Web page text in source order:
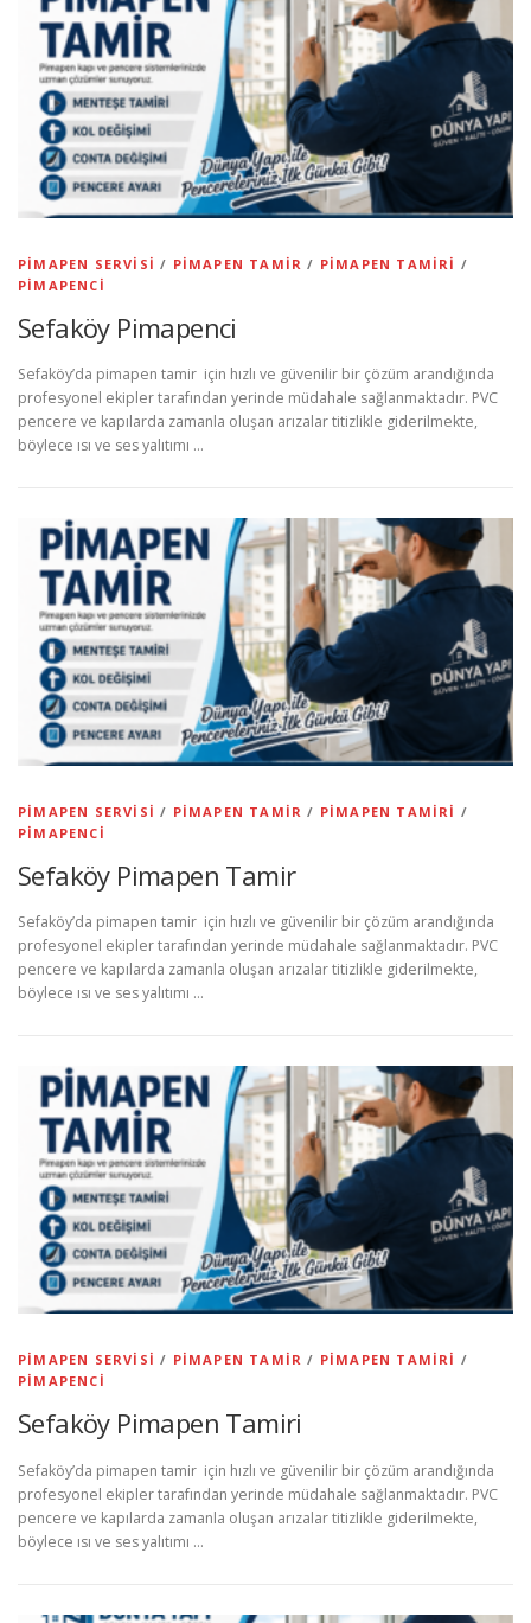
PIMAPEN SERVISI / PIMAPEN TAMIR / PIMAPEN TAMIRI /
PIMAPENCI
Sefaköy Pimapenci
Sefaköy’da pimapen tamir için hızlı ve güvenilir bir çözüm arandığında
profesyonel ekipler tarafından yerinde müdahale sağlanmaktadır. PVC
pencere ve kapılarda zamanla oluşan arızalar titizlikle giderilmekte,
böylece ısı ve ses yalıtımı …
PIMAPEN SERVISI / PIMAPEN TAMIR / PIMAPEN TAMIRI /
PIMAPENCI
Sefaköy Pimapen Tamir
Sefaköy’da pimapen tamir için hızlı ve güvenilir bir çözüm arandığında
profesyonel ekipler tarafından yerinde müdahale sağlanmaktadır. PVC
pencere ve kapılarda zamanla oluşan arızalar titizlikle giderilmekte,
böylece ısı ve ses yalıtımı …
PIMAPEN SERVISI / PIMAPEN TAMIR / PIMAPEN TAMIRI /
PIMAPENCI
Sefaköy Pimapen Tamiri
Sefaköy’da pimapen tamir için hızlı ve güvenilir bir çözüm arandığında
profesyonel ekipler tarafından yerinde müdahale sağlanmaktadır. PVC
pencere ve kapılarda zamanla oluşan arızalar titizlikle giderilmekte,
böylece ısı ve ses yalıtımı …